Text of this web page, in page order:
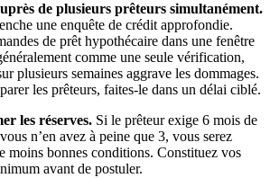
de plusieurs prêteurs simultanément.
une enquête de crédit approfondie.
de prêt hypothécaire dans une fenêtre
comme une seule vérification,
plusieurs semaines aggrave les dommages.
les prêteurs, faites-le dans un délai ciblé.
les réserves. Si le prêteur exige 6 mois de
n’en avez à peine que 3, vous serez
moins bonnes conditions. Constituez vos
avant de postuler.